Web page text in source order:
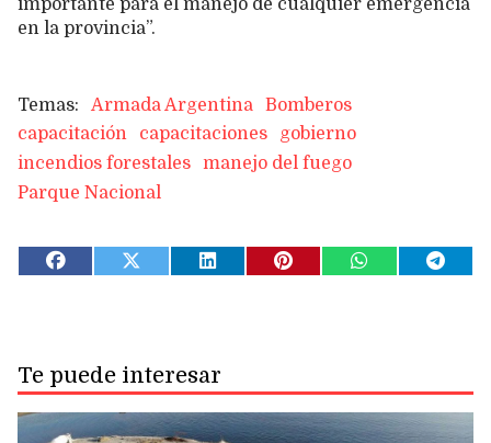
importante para el manejo de cualquier emergencia
en la provincia”.
Armada Argentina
Bomberos
capacitación
capacitaciones
gobierno
incendios forestales
manejo del fuego
Parque Nacional
Te puede interesar